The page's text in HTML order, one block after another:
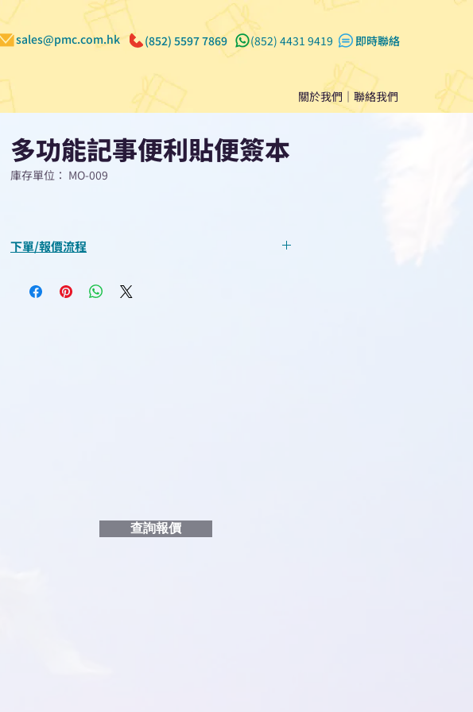
sales@pmc.com.hk (852) 5597 7869 (852) 4431 9419 ​即時聯絡
關於我們 ｜聯絡我們
多功能記事便利貼便簽本
庫存單位： MO-009
下單/報價流程
查詢或報價”
查詢報價